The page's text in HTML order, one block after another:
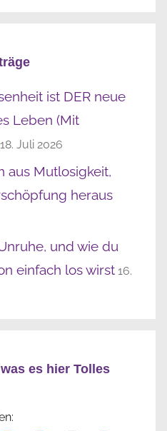
ist DER neue
Leben (Mit
18. Juli 2026
aus Mutlosigkeit,
heraus
und wie du
einfach los wirst 16.
es hier Tolles